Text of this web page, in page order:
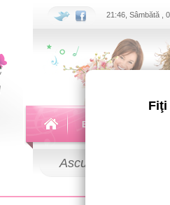
Fiţi
21:46, Sâmbătă ,
Echipa
Ascultă